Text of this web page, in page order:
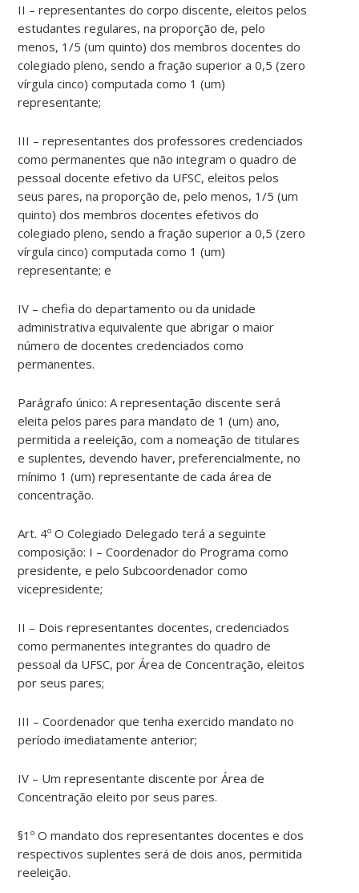
II – representantes do corpo discente, eleitos pelos
estudantes regulares, na proporção de, pelo
menos, 1/5 (um quinto) dos membros docentes do
colegiado pleno, sendo a fração superior a 0,5 (zero
vírgula cinco) computada como 1 (um)
representante;
III – representantes dos professores credenciados
como permanentes que não integram o quadro de
pessoal docente efetivo da UFSC, eleitos pelos
seus pares, na proporção de, pelo menos, 1/5 (um
quinto) dos membros docentes efetivos do
colegiado pleno, sendo a fração superior a 0,5 (zero
vírgula cinco) computada como 1 (um)
representante; e
IV – chefia do departamento ou da unidade
administrativa equivalente que abrigar o maior
número de docentes credenciados como
permanentes.
Parágrafo único: A representação discente será
eleita pelos pares para mandato de 1 (um) ano,
permitida a reeleição, com a nomeação de titulares
e suplentes, devendo haver, preferencialmente, no
mínimo 1 (um) representante de cada área de
concentração.
Art. 4º O Colegiado Delegado terá a seguinte
composição: I – Coordenador do Programa como
presidente, e pelo Subcoordenador como
vicepresidente;
II – Dois representantes docentes, credenciados
como permanentes integrantes do quadro de
pessoal da UFSC, por Área de Concentração, eleitos
por seus pares;
III – Coordenador que tenha exercido mandato no
período imediatamente anterior;
IV – Um representante discente por Área de
Concentração eleito por seus pares.
§1º O mandato dos representantes docentes e dos
respectivos suplentes será de dois anos, permitida
reeleição.